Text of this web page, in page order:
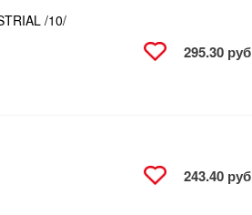
/10/
295.30 руб
243.40 руб